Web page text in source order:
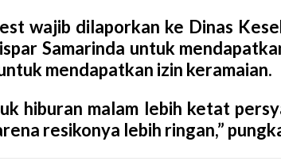
wajib dilaporkan ke Dinas
Samarinda untuk
mendapatkan izin keramaian.
hiburan malam lebih ketat
resikonya lebih ringan,”